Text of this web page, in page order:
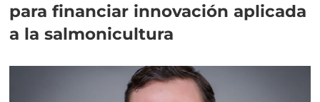
para financiar innovación aplicada
a la salmonicultura